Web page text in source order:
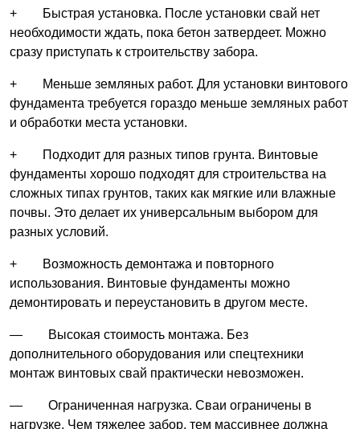
+ Быстрая установка. После установки свай нет
необходимости ждать, пока бетон затвердеет. Можно
сразу приступать к строительству забора.
+ Меньше земляных работ. Для установки винтового
фундамента требуется гораздо меньше земляных работ
и обработки места установки.
+ Подходит для разных типов грунта. Винтовые
фундаменты хорошо подходят для строительства на
сложных типах грунтов, таких как мягкие или влажные
почвы. Это делает их универсальным выбором для
разных условий.
+ Возможность демонтажа и повторного
использования. Винтовые фундаменты можно
демонтировать и переустановить в другом месте.
— Высокая стоимость монтажа. Без
дополнительного оборудования или спецтехники
монтаж винтовых свай практически невозможен.
— Ограниченная нагрузка. Сваи ограничены в
нагрузке. Чем тяжелее забор, тем массивнее должна